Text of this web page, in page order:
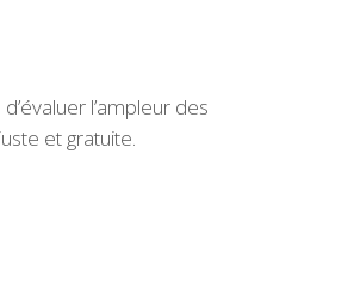
l’ampleur des
et gratuite.